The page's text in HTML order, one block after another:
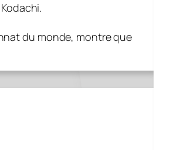
du monde, montre que